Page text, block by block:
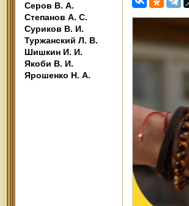
Серов В. А.
Степанов А. С.
Суриков В. И.
Туржанский Л. В.
Шишкин И. И.
Якоби В. И.
Ярошенко Н. А.